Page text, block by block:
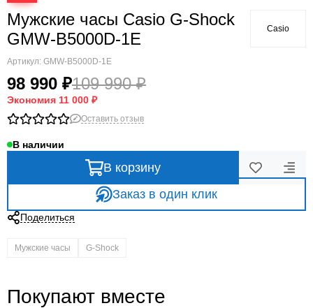
Мужские часы Casio G-Shock
GMW-B5000D-1E
Артикул: GMW-B5000D-1E
98 990 ₽109 990 ₽
Экономия 11 000 ₽
Casio
Оставить отзыв
В наличии
В корзину
Заказ в один клик
Поделиться
Мужские часы G-Shock
Покупают вместе